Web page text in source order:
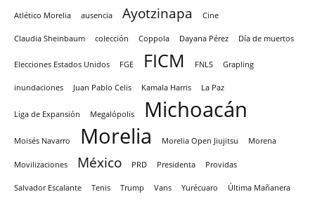
Atlético Morelia ausencia Ayotzinapa Cine
Claudia Sheinbaum colección Coppola Dayana Pérez Día de muertos
Elecciones Estados Unidos FGE FICM FNLS Grapling
inundaciones Juan Pablo Celis Kamala Harris La Paz
Liga de Expansión Megalópolis Michoacán
Moisés Navarro Morelia Morelia Open Jiujitsu Morena
Movilizaciones México PRD Presidenta Providas
Salvador Escalante Tenis Trump Vans Yurécuaro Última Mañanera